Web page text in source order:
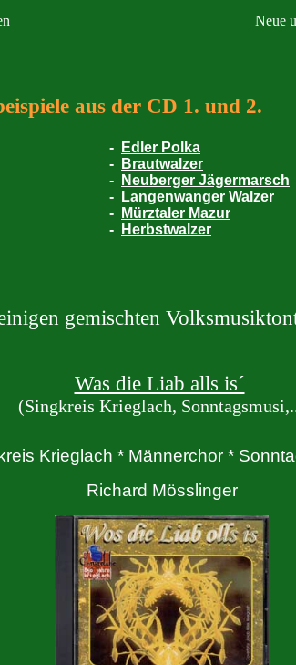
Neue
aus der CD 1. und 2.
-
Edler Polka
-
Brautwalzer
-
Neuberger Jägermarsch
-
Langenwanger Walzer
-
Mürztaler Mazur
-
Herbstwalzer
gemischten
Was die Liab alls is´
(Singkreis Krieglach,
Krieglach * Männerchor *
Richard Mösslinger